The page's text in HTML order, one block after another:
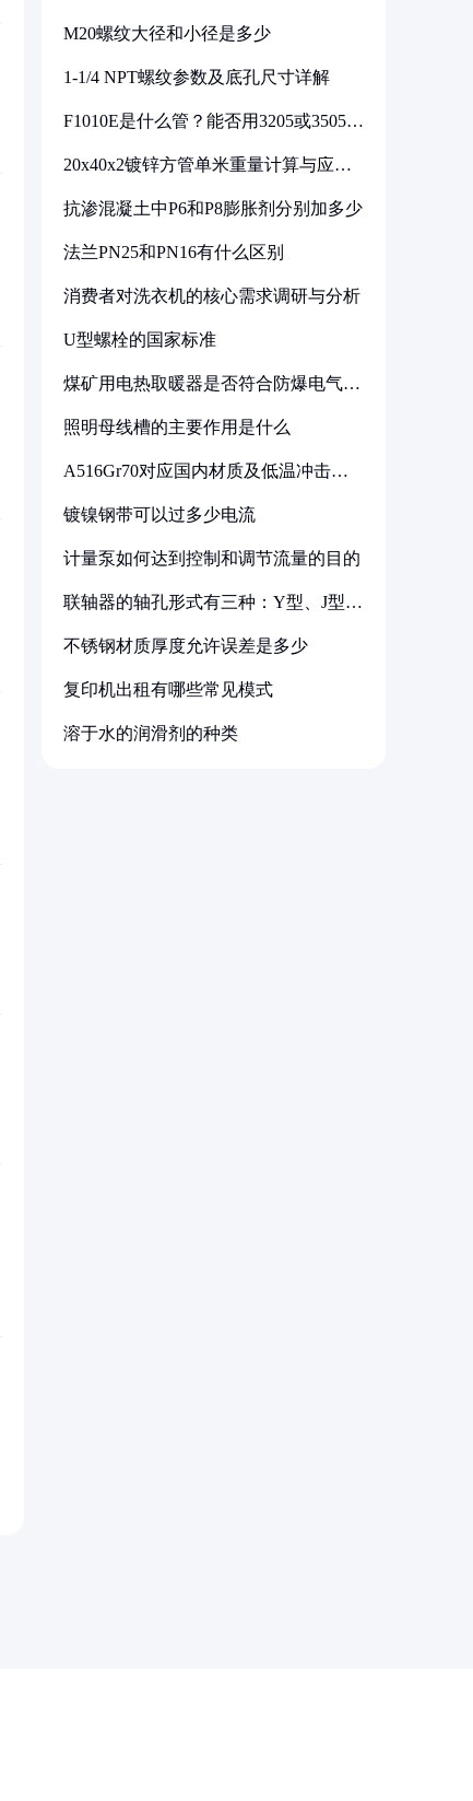
M20螺纹大径和小径是多少
1-1/4 NPT螺纹参数及底孔尺寸详解
F1010E是什么管？能否用3205或3505代
20x40x2镀锌方管单米重量计算与应用
抗渗混凝土中P6和P8膨胀剂分别加多少
法兰PN25和PN16有什么区别
消费者对洗衣机的核心需求调研与分析
U型螺栓的国家标准
煤矿用电热取暖器是否符合防爆电气设
照明母线槽的主要作用是什么
A516Gr70对应国内材质及低温冲击要
镀镍钢带可以过多少电流
计量泵如何达到控制和调节流量的目的
联轴器的轴孔形式有三种：Y型、J型、
不锈钢材质厚度允许误差是多少
复印机出租有哪些常见模式
溶于水的润滑剂的种类